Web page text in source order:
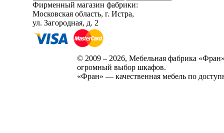
Фирменный магазин фабрики:
Московская область, г. Истра,
ул. Загородная, д. 2
© 2009 – 2026, Мебельная фабрика
огромный выбор шкафов.
«Фран» — качественная мебель по